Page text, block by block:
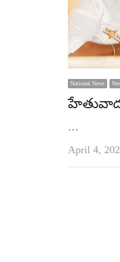
National News
హేతువాద
…
April 4,